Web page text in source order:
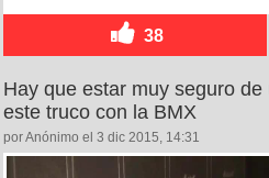
38
Hay que estar muy seguro
este truco con la BMX
por Anónimo el 3 dic 2015, 14:31